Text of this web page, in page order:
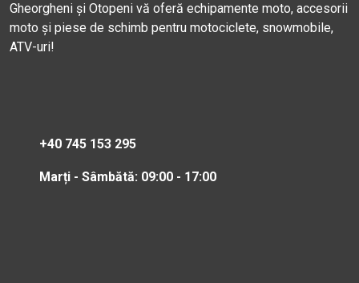
Gheorgheni și Otopeni vă oferă echipamente moto, accesorii
moto și piese de schimb pentru motociclete, snowmobile,
ATV-uri!
+40 745 153 295
Marți - Sâmbătă: 09:00 - 17:00